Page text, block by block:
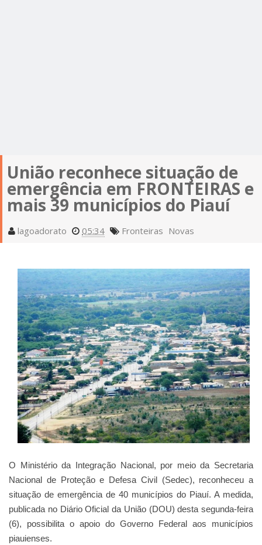
União reconhece situação de
emergência em FRONTEIRAS e
mais 39 municípios do Piauí
lagoadorato 05:34 Fronteiras Novas
O Ministério da Integração Nacional, por meio da Secretaria
Nacional de Proteção e Defesa Civil (Sedec), reconheceu a
situação de emergência de 40 municípios do Piauí. A medida,
publicada no Diário Oficial da União (DOU) desta segunda-feira
(6), possibilita o apoio do Governo Federal aos municípios
piauienses.